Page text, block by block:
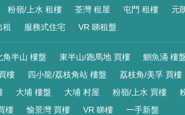
粉嶺/上水 租樓 荃灣 租屋 屯門 租樓 元
租 服務式住宅 VR 睇租盤
角半山 樓盤 東半山/跑馬地 買樓 鰂魚涌 樓
樓 四小龍/荔枝角站 樓盤 荔枝角/美孚 買樓
大埔 樓盤 大埔 村屋 粉嶺/上水 買樓
樓 愉景灣 買樓 VR 睇樓 一手新盤